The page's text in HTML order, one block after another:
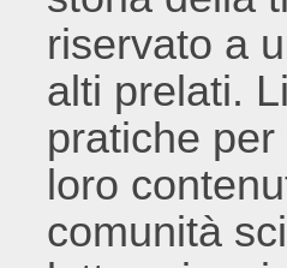
riservato a
alti prelati.
pratiche
loro
comunità